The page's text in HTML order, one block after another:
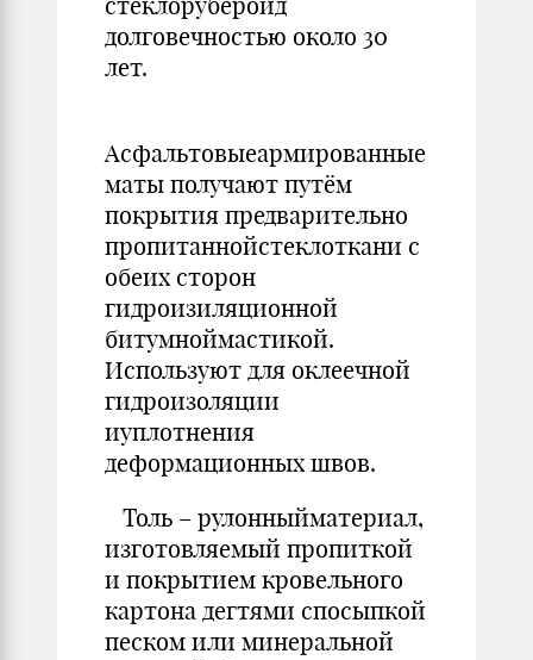
долговечностью около 30
лет.
Асфальтовыеармированные
маты получают путём
покрытия предварительно
пропитаннойстеклоткани с
обеих сторон
гидроизиляционной
битумноймастикой.
Используют для оклеечной
гидроизоляции
иуплотнения
деформационных швов.
Толь – рулонныйматериал,
изготовляемый пропиткой
и покрытием кровельного
картона дегтями спосыпкой
песком или минеральной